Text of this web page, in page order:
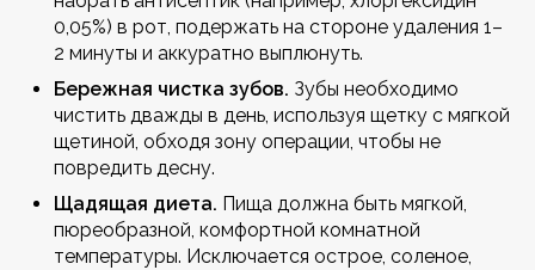
0,05%) в рот, подержать на стороне удаления 1–
2 минуты и аккуратно выплюнуть.
Бережная чистка зубов. Зубы необходимо
чистить дважды в день, используя щетку с мягкой
щетиной, обходя зону операции, чтобы не
повредить десну.
Щадящая диета. Пища должна быть мягкой,
пюреобразной, комфортной комнатной
температуры. Исключается острое, соленое,